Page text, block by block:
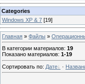
Categories
Windows XP & 7 [19]
Главная » Файлы »
В категории материалов: 19
Показано материалов: 1-19
Сортировать по: Дате ·